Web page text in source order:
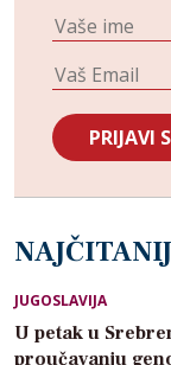
JUGOSLAVIJA
U petak u
proučavanju